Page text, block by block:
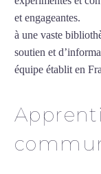
et engageantes.
à une vaste
soutien et
équipe établit en